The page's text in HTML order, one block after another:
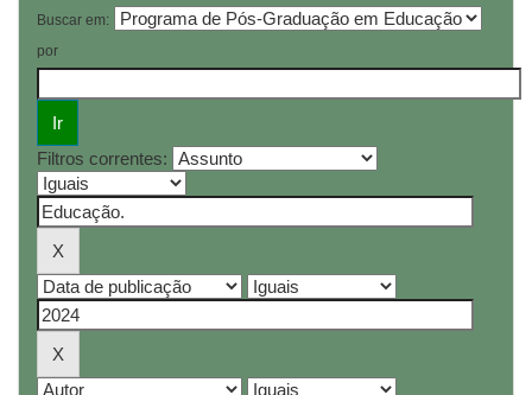
Buscar em:
por
Filtros correntes: